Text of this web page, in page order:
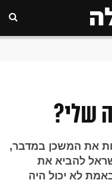
שלי?
את המשכן במדבר,
להביא את
לא יכול היה